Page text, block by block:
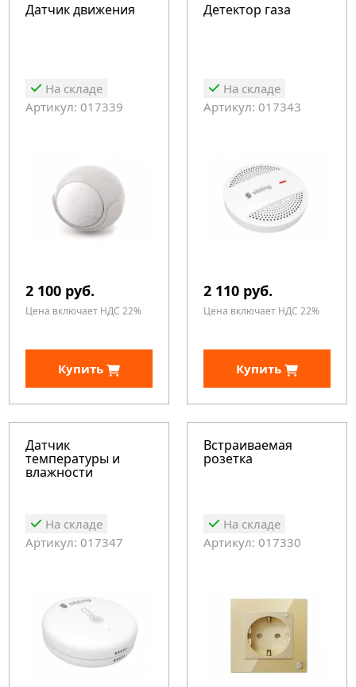
Датчик движения
На складе
Артикул: 017339
2 100 руб.
Цена включает НДС 22%
Купить
Детектор газа
На складе
Артикул: 017343
2 110 руб.
Цена включает НДС 22%
Купить
Датчик
температуры и
влажности
На складе
Артикул: 017347
Встраиваемая
розетка
На складе
Артикул: 017330